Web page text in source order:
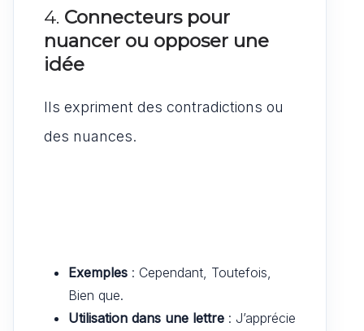
4. Connecteurs pour
nuancer ou opposer une
idée
Ils expriment des contradictions ou
des nuances.
Exemples : Cependant, Toutefois,
Bien que.
Utilisation dans une lettre : J’apprécie